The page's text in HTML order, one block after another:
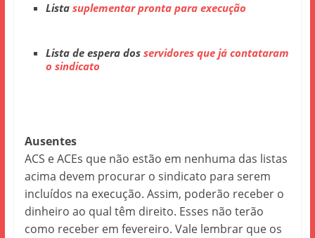
Lista suplementar pronta para execução
Lista de espera dos servidores que já contataram
o sindicato
Ausentes
ACS e ACEs que não estão em nenhuma das listas
acima devem procurar o sindicato para serem
incluídos na execução. Assim, poderão receber o
dinheiro ao qual têm direito. Esses não terão
como receber em fevereiro. Vale lembrar que os